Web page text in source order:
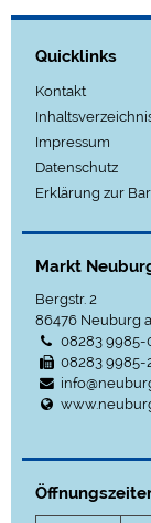
Quicklinks
Kontakt
Impressum
Datenschutz
Erklärung zur
Markt
Bergstr. 2
86476 Neuburg
08283 9985-
08283 9985-